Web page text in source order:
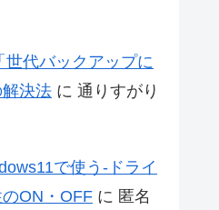
代バックアップに
決法 に 通りすがり
で使う-ドライ
ON・OFF に 匿名